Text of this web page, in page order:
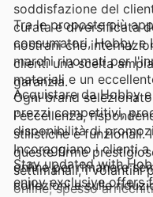
soddisfazione del
curata e diversificata
nostrani che
clienti una scelta
garanzia.
Tra le proposte più
consumatori, Hobby e
marchi rinomati per
materiali e un
Ogni brand
l'eccellenza,
stilistiche e funzionali.
queste firme
settimanali, i volantini
online, spesso
Acquistare da Hobby
prezzi competitivi,
disponibilità di
Incoraggiano i clienti
online per rimanere
collezioni e sulle
Stay updated with
enjoy exclusive offers